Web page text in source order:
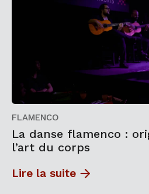
FLAMENCO
La danse flamenco :
l’art du corps
Lire la suite